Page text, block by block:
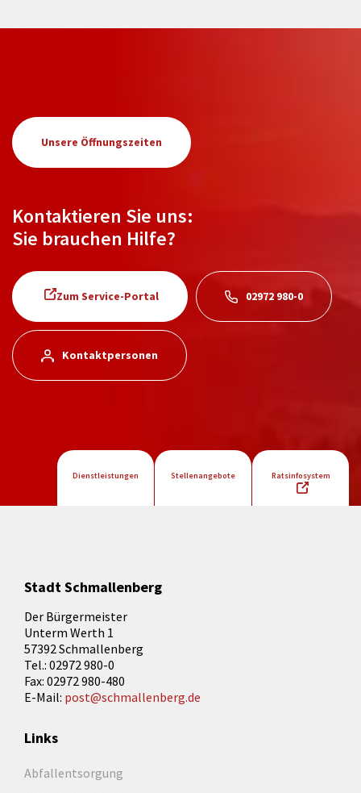
Unsere Öffnungszeiten
Kontaktieren Sie uns:
Sie brauchen Hilfe?
Zum Service-Portal 02972 980-0
Kontaktpersonen
Dienstleistungen Stellenangebote Ratsinfosystem
Stadt Schmallenberg
Der Bürgermeister
Unterm Werth 1
57392 Schmallenberg
Tel.: 02972 980-0
Fax: 02972 980-480
E-Mail: post@schmallenberg.de
Links
Abfallentsorgung